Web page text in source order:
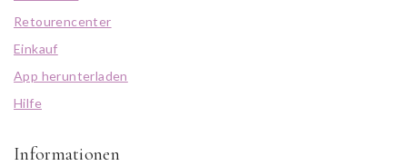
Retourencenter
Einkauf
App herunterladen
Hilfe
Informationen